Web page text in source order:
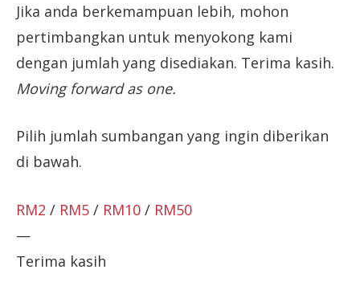
Jika anda berkemampuan lebih, mohon
pertimbangkan untuk menyokong kami
dengan jumlah yang disediakan. Terima kasih.
Moving forward as one.
Pilih jumlah sumbangan yang ingin diberikan
di bawah.
RM2 / RM5 / RM10 / RM50
—
Terima kasih